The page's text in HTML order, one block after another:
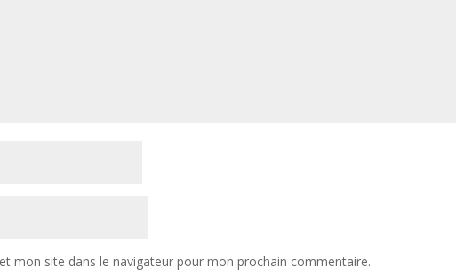
mon site dans le navigateur pour mon prochain commentaire.